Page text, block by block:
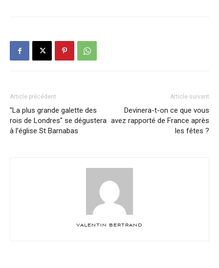
Article précédent
"La plus grande galette des
rois de Londres" se dégustera
à l’église St Barnabas
Article suivant
Devinera-t-on ce que vous
avez rapporté de France après
les fêtes ?
VALENTIN BERTRAND